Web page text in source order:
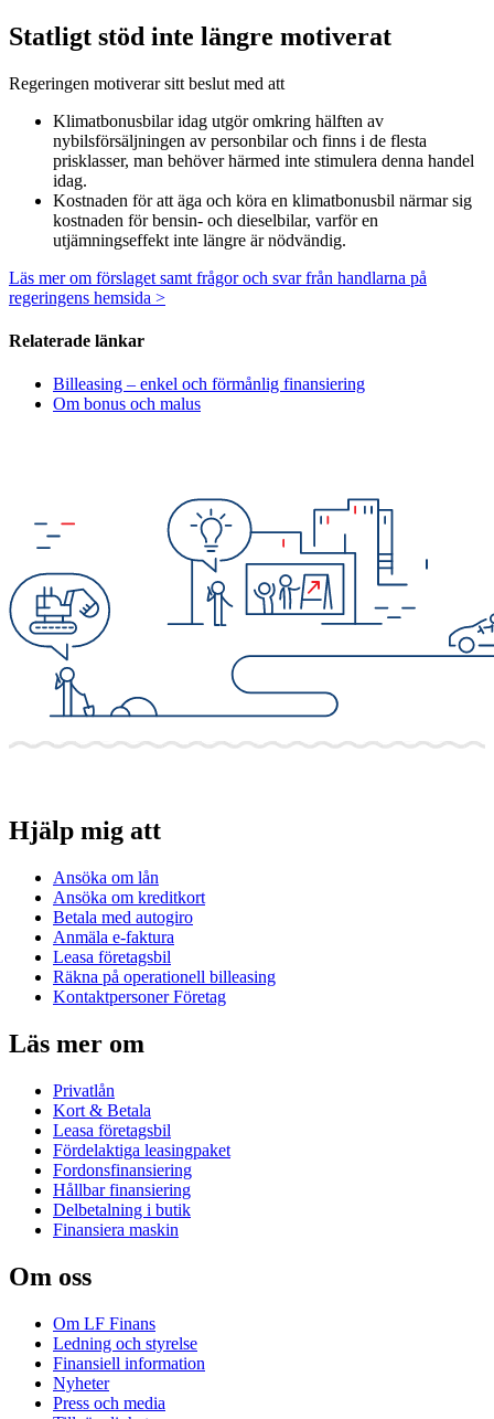
Statligt stöd inte längre motiverat
Regeringen motiverar sitt beslut med att
Klimatbonusbilar idag utgör omkring hälften av
nybilsförsäljningen av personbilar och finns i de flesta
prisklasser, man behöver härmed inte stimulera denna handel
idag.
Kostnaden för att äga och köra en klimatbonusbil närmar sig
kostnaden för bensin- och dieselbilar, varför en
utjämningseffekt inte längre är nödvändig.
Läs mer om förslaget samt frågor och svar från handlarna på
regeringens hemsida >
Relaterade länkar
Billeasing – enkel och förmånlig finansiering
Om bonus och malus
Hjälp mig att
Ansöka om lån
Ansöka om kreditkort
Betala med autogiro
Anmäla e-faktura
Leasa företagsbil
Räkna på operationell billeasing
Kontaktpersoner Företag
Läs mer om
Privatlån
Kort & Betala
Leasa företagsbil
Fördelaktiga leasingpaket
Fordonsfinansiering
Hållbar finansiering
Delbetalning i butik
Finansiera maskin
Om oss
Om LF Finans
Ledning och styrelse
Finansiell information
Nyheter
Press och media